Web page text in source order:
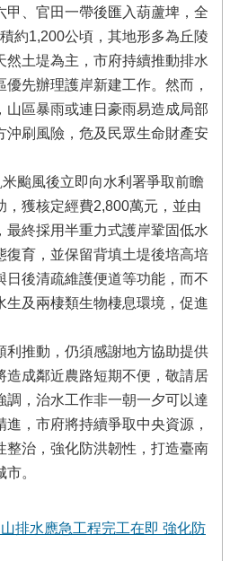
甲、官田一帶後匯入葫蘆埤，全
約1,200公頃，其地形多為丘陵
然土堤為主，市府持續推動排水
先辦理護岸新建工作。然而，
山區暴雨或連日豪雨易造成局部
沖刷風險，危及民眾生命財產安
颱風後立即向水利署爭取前瞻
，獲核定經費2,800萬元，並由
最終採用半重力式護岸鞏固低水
復育，並保留背填土堤後培高培
日後清疏維護便道等功能，而不
生及兩棲類生物棲息環境，促進
利推動，仍須感謝地方協助提供
造成鄰近農路短期不便，敬請居
調，治水工作非一朝一夕可以達
，市府將持續爭取中央資源，
整治，強化防洪韌性，打造臺南
。
排水應急工程完工在即 強化防